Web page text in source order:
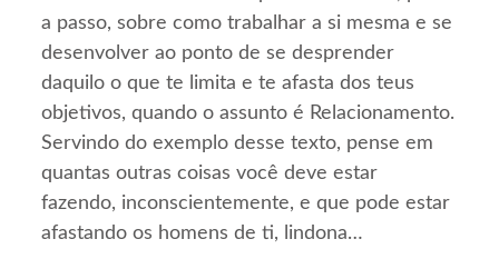
a passo, sobre como trabalhar a si mesma e se
desenvolver ao ponto de se desprender
daquilo o que te limita e te afasta dos teus
objetivos, quando o assunto é Relacionamento.
Servindo do exemplo desse texto, pense em
quantas outras coisas você deve estar
fazendo, inconscientemente, e que pode estar
afastando os homens de ti, lindona…